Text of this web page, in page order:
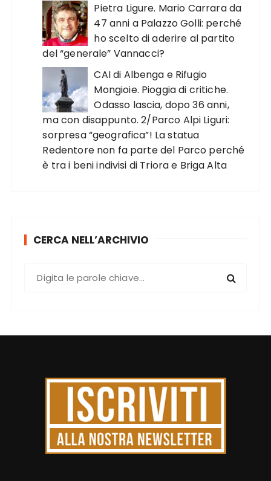
Pietra Ligure. Mario Carrara da
47 anni a Palazzo Golli: perché
ho scelto di aderire al partito
del “generale” Vannacci?
CAI di Albenga e Rifugio
Mongioie. Pioggia di critiche.
Odasso lascia, dopo 36 anni,
ma con disappunto. 2/Parco Alpi Liguri:
sorpresa “geografica”! La statua
Redentore non fa parte del Parco perché
è tra i beni indivisi di Triora e Briga Alta
CERCA NELL’ARCHIVIO